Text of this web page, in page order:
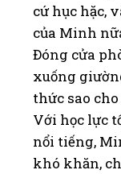
cứ hục hặc,
của Minh
Đóng cửa
xuống
thức sao
Với học lực
nổi tiếng,
khó khăn,